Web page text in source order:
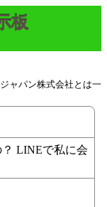
板
ャパン株式会社とは一
LINEで私に会